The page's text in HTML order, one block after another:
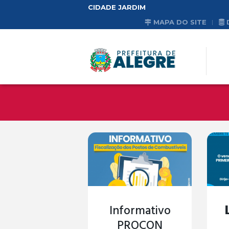
CIDADE JARDIM
MAPA DO SITE
Informativo